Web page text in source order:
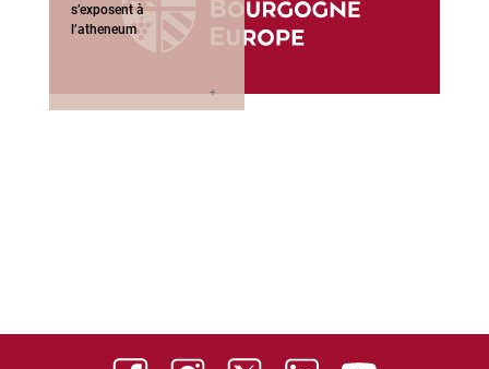
s’exposent à
l’atheneum